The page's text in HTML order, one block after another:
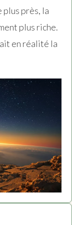
plus près, la
plus riche.
en réalité la